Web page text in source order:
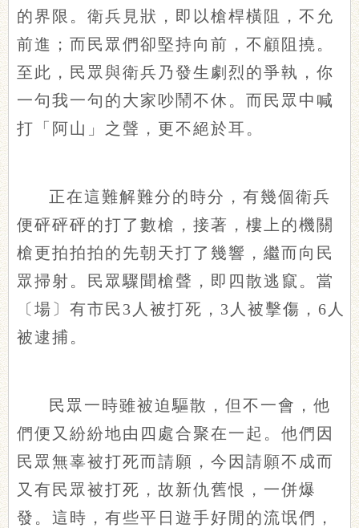
的界限。衛兵見狀，即以槍桿橫阻，不允
前進；而民眾們卻堅持向前，不顧阻撓。
至此，民眾與衛兵乃發生劇烈的爭執，你
一句我一句的大家吵鬧不休。而民眾中喊
打「阿山」之聲，更不絕於耳。
正在這難解難分的時分，有幾個衛兵
便砰砰砰的打了數槍，接著，樓上的機關
槍更拍拍拍的先朝天打了幾響，繼而向民
眾掃射。民眾驟聞槍聲，即四散逃竄。當
〔場〕有市民3人被打死，3人被擊傷，6人
被逮捕。
民眾一時雖被迫驅散，但不一會，他
們便又紛紛地由四處合聚在一起。他們因
民眾無辜被打死而請願，今因請願不成而
又有民眾被打死，故新仇舊恨，一併爆
發。這時，有些平日遊手好閒的流氓們，